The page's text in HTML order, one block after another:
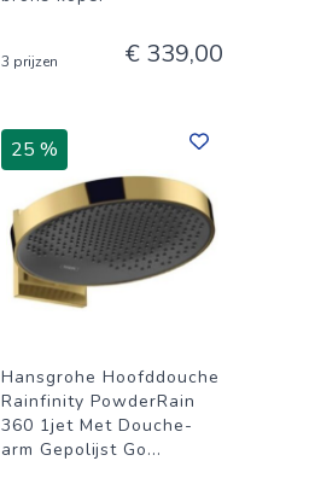
3 prijzen € 339,00
25 %
Hansgrohe Hoofddouche
Rainfinity PowderRain
360 1jet Met Douche-
arm Gepolijst Go...